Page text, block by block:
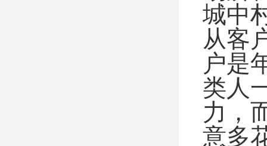
城中
从客
户是
类人
力，
意多